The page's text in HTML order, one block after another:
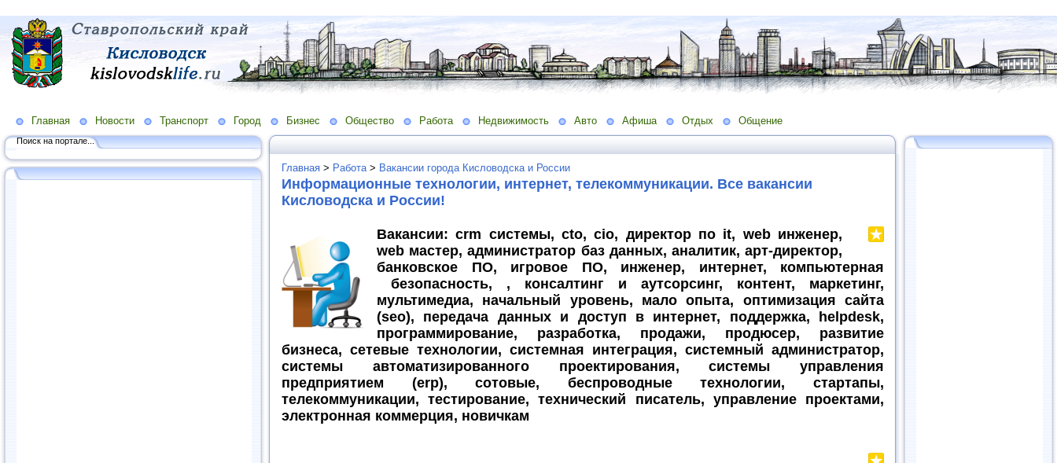
Главная Новости Транспорт Город Бизнес Общество Работа Недвижимость Авто Афиша Отдых Общение
Поиск на портале...
Главная > Работа > Вакансии города Кисловодска и России
Информационные технологии, интернет, телекоммуникации. Все вакансии
Кисловодска и России!
Вакансии: crm системы, cto, cio, директор по it, web инженер,
web мастер, администратор баз данных, аналитик, арт-директор,
банковское ПО, игровое ПО, инженер, интернет, компьютерная
безопасность, , консалтинг и аутсорсинг, контент, маркетинг,
мультимедиа, начальный уровень, мало опыта, оптимизация сайта
(seo), передача данных и доступ в интернет, поддержка, helpdesk,
программирование, разработка, продажи, продюсер, развитие
бизнеса, сетевые технологии, системная интеграция, системный администратор,
системы автоматизированного проектирования, системы управления
предприятием (erp), сотовые, беспроводные технологии, стартапы,
телекоммуникации, тестирование, технический писатель, управление проектами,
электронная коммерция, новичкам